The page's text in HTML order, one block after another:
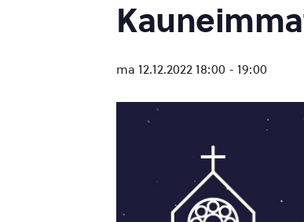
ma 12.12.2022 18:00 - 19:00